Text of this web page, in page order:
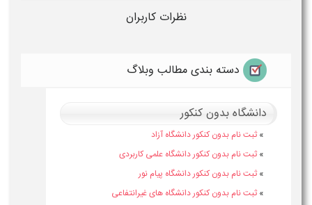
نظرات کاربران
دسته بندی مطالب وبلاگ
دانشگاه بدون کنکور
» ثبت نام بدون کنکور دانشگاه آزاد
» ثبت نام بدون کنکور دانشگاه علمی کاربردی
» ثبت نام بدون کنکور دانشگاه پیام نور
» ثبت نام بدون کنکور دانشگاه های غیرانتفاعی